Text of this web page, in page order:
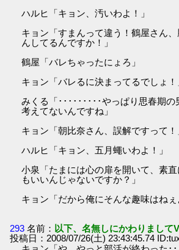
ハルヒ「キョン、汚いわよ！」
キョン「すまんって違う！鶴屋さん
んしてるんですか！」
鶴屋「バレちゃったにょろ」
キョン「バレるに決まってるでしょ！
みくる「･････････やっぱり思春期
考えてないんですね」
キョン「朝比奈さん、誤解ですって！
ハルヒ「キョン、五月蠅いわよ！」
小泉「たまには心の扉を開いて、素
もいいんじゃないですか？」
キョン「だから俺にそんな趣味はねぇ
293 名前： 以下、名無しにかわりまして
投稿日：2008/07/26(土) 23:43:45.74